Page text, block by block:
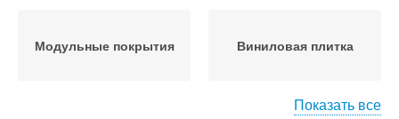
Модульные покрытия Виниловая плитка
Показать все